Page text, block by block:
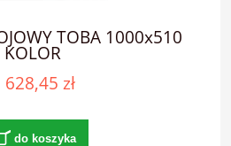
TOBA 1000x510
KOLOR
628,45 zł
do koszyka